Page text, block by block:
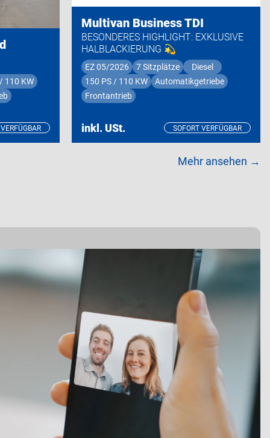
110 KW
Multivan Business TDI
BESONDERES HIGHLIGHT: EXKLUSIVE
HALBLACKIERUNG 💫
EZ 05/2026 7 Sitzplätze
Diesel
150 PS / 110 KW
Automatikgetriebe
Frontantrieb
inkl. USt. SOFORT VERFÜGBAR
Mehr ansehen →